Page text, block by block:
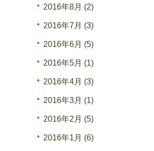
2016年8月 (2)
2016年7月 (3)
2016年6月 (5)
2016年5月 (1)
2016年4月 (3)
2016年3月 (1)
2016年2月 (5)
2016年1月 (6)